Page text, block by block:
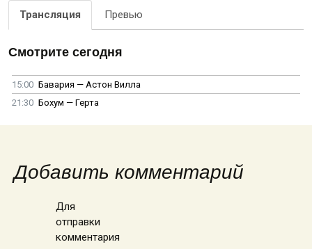
Трансляция Превью
Смотрите сегодня
15:00 Бавария — Астон Вилла
21:30 Бохум — Герта
Добавить комментарий
Для
отправки
комментария